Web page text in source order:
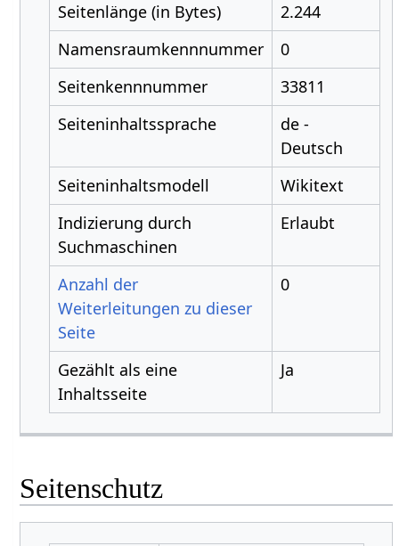
Seitenlänge (in Bytes)
2.244
Namensraumkennnummer
0
Seitenkennnummer
33811
Seiteninhaltssprache
de -
Deutsch
Seiteninhaltsmodell
Wikitext
Indizierung durch
Suchmaschinen
Erlaubt
Anzahl der
Weiterleitungen zu dieser
Seite
0
Gezählt als eine
Inhaltsseite
Ja
Seitenschutz